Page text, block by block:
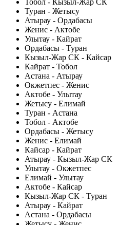
Тобол - Кызыл-Жар СК
Туран - Жетысу
Атырау - Ордабасы
Женис - Актобе
Улытау - Кайрат
Ордабасы - Туран
Кызыл-Жар СК - Кайсар
Кайрат - Тобол
Астана - Атырау
Окжетпес - Женис
Актобе - Улытау
Жетысу - Елимай
Туран - Астана
Тобол - Актобе
Ордабасы - Жетысу
Женис - Елимай
Кайсар - Кайрат
Атырау - Кызыл-Жар СК
Улытау - Окжетпес
Елимай - Улытау
Актобе - Кайсар
Кызыл-Жар СК - Туран
Атырау - Кайрат
Астана - Ордабасы